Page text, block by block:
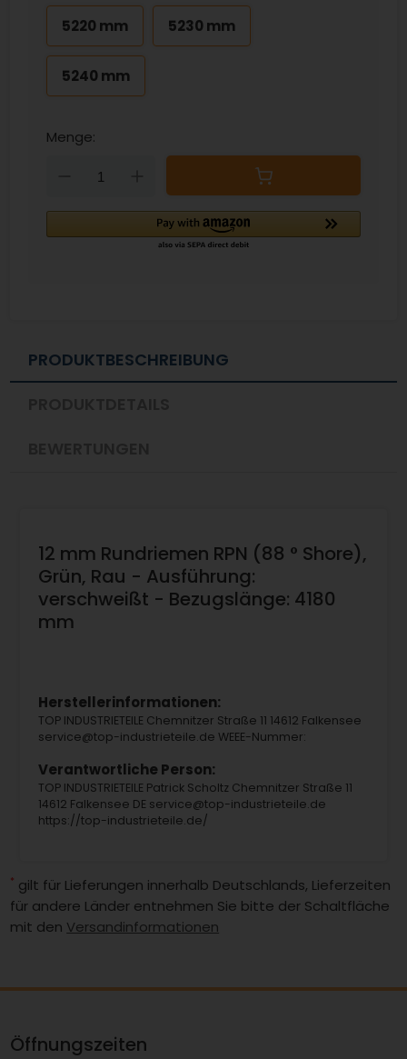
5220 mm 5230 mm
5240 mm
Menge:
Down
PRODUKTBESCHREIBUNG
12 mm Rundriemen RPN (88 ° Shore),
Grün, Rau - Ausführung:
verschweißt - Bezugslänge: 4180
mm
Herstellerinformationen:
TOP INDUSTRIETEILE Chemnitzer Straße 11 14612 Falkensee
service@top-industrieteile.de WEEE-Nummer:
Verantwortliche Person:
TOP INDUSTRIETEILE Patrick Scholtz Chemnitzer Straße 11
14612 Falkensee DE service@top-industrieteile.de
https://top-industrieteile.de/
* gilt für Lieferungen innerhalb Deutschlands, Lieferzeiten
für andere Länder entnehmen Sie bitte der Schaltfläche
mit den Versandinformationen
Öffnungszeiten